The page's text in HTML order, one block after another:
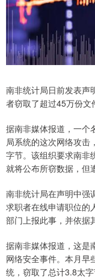
南非统计局日前发表声
者窃取了超过45万份文
据南非媒体报道，一个
局系统的这次网络攻击
字节。该组织要求南非
就将公布所窃数据，但
南非统计局在声明中强
求职者在线申请职位的
部门上报此事，并依据
据南非媒体报道，这是
网络安全事件。本月早
统，窃取了总计3.8太